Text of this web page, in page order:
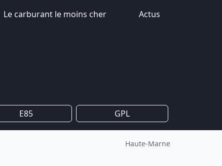
Le carburant le moins cher Actus
E85 GPL
Haute-Marne